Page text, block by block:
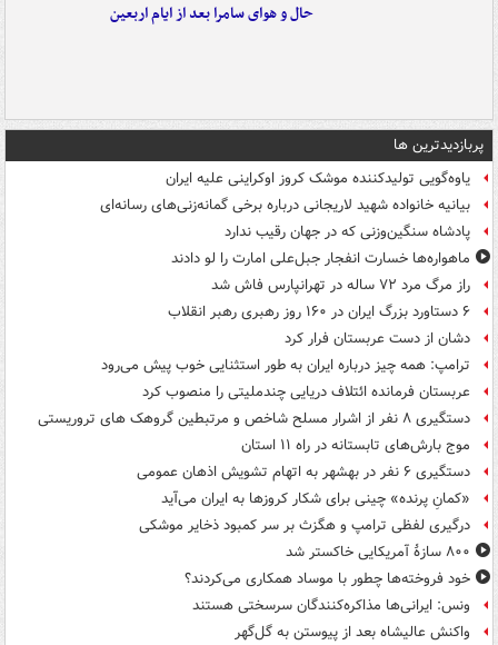
حال و هوای سامرا بعد از ایام اربعین
پربازدیدترین ها
یاوه‌گویی تولیدکننده موشک کروز اوکراینی علیه ایران
بیانیه خانواده شهید لاریجانی درباره برخی گمانه‌زنی‌های رسانه‌ای
پادشاه سنگین‌وزنی که در جهان رقیب ندارد
ماهواره‌ها خسارت انفجار جبل‌علی امارت را لو دادند
راز مرگ مرد ۷۲ ساله در تهرانپارس فاش شد
۶ دستاورد بزرگ ایران در ۱۶۰ روز رهبری رهبر انقلاب
دشان از دست عربستان فرار کرد
ترامپ: همه چیز درباره ایران به طور استثنایی خوب پیش می‌رود
عربستان فرمانده ائتلاف دریایی چندملیتی را منصوب کرد
دستگیری ۸ نفر از اشرار مسلح شاخص و مرتبطین گروهک های تروریستی
موج بارش‌های تابستانه در راه ۱۱ استان
دستگیری ۶ نفر در بهشهر به اتهام تشویش اذهان عمومی
«کمانِ پرنده» چینی برای شکار کروزها به ایران می‌آید
درگیری لفظی ترامپ و هگزث بر سر کمبود ذخایر موشکی
۸۰۰ سازۀ آمریکایی خاکستر شد
خود فروخته‌ها چطور با موساد همکاری می‌کردند؟
ونس: ایرانی‌ها مذاکره‌کنندگان سرسختی هستند
واکنش عالیشاه بعد از پیوستن به گل‌گهر